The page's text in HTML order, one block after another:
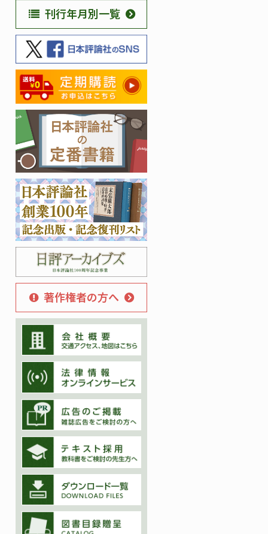
刊行年月別一覧
著作権者の方へ